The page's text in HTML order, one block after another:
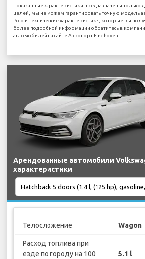
Показанные характеристики предназначены
целей, мы не можем гарантировать точную модель
Polo и технические характеристики, которые вы
более подробной информации обратитесь в
автомобилей на сайте Аэропорт Eindhoven.
Арендованные автомобили
характеристики
Телосложение Wagon
Расход топлива при
езде по городу на 100
5.1 l